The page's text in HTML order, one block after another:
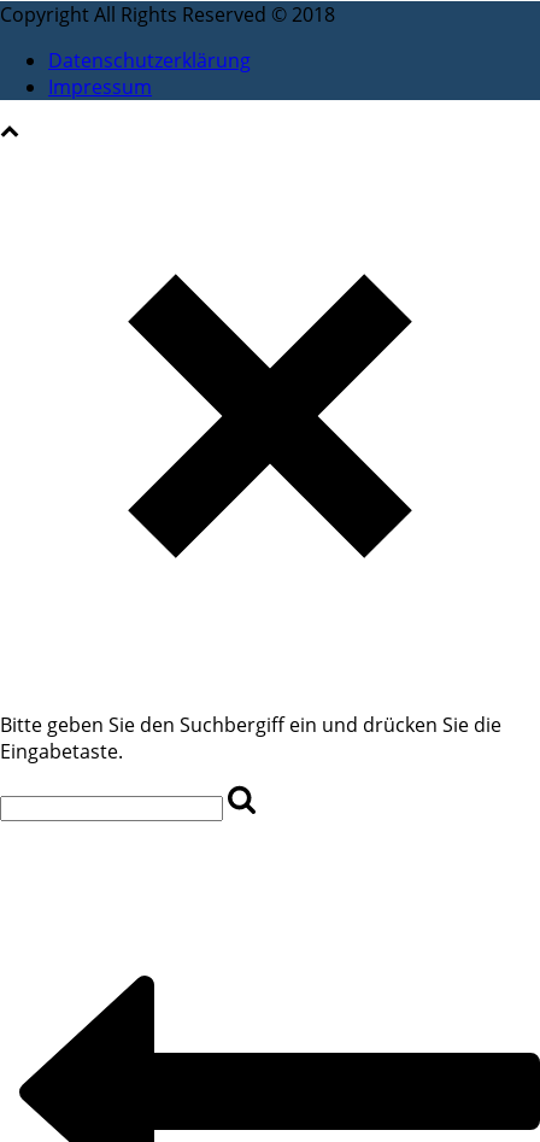
Copyright All Rights Reserved © 2018
Datenschutzerklärung
Impressum
Bitte geben Sie den Suchbergiff ein und drücken Sie die
Eingabetaste.